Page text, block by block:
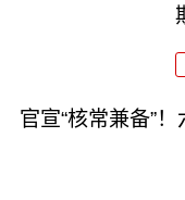
官宣“核常兼备”